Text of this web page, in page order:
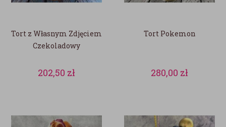
Tort z Własnym Zdjęciem
Czekoladowy
202,50 zł
Tort Pokemon
280,00 zł